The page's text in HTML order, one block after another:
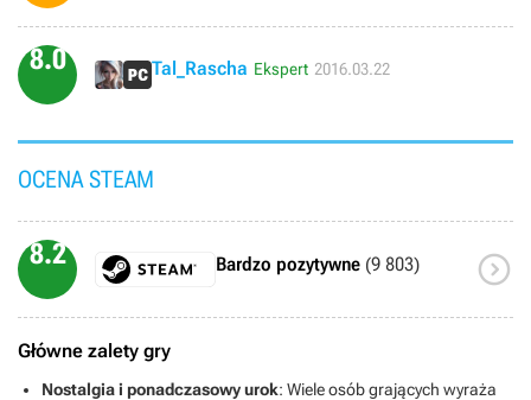
8.0 Tal_Rascha Ekspert 2016.03.22
OCENA STEAM
8.2 Bardzo pozytywne (9 803) 
Główne zalety gry
Nostalgia i ponadczasowy urok: Wiele osób grających wyraża